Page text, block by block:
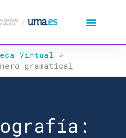
Virtual »
gramatical